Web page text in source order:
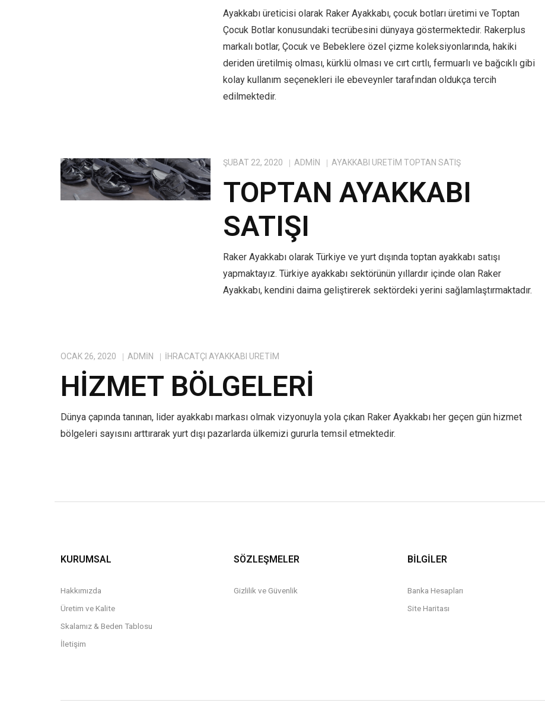
Ayakkabı üreticisi olarak Raker Ayakkabı, çocuk botları üretimi ve Toptan
Çocuk Botlar konusundaki tecrübesini dünyaya göstermektedir. Rakerplus
markalı botlar, Çocuk ve Bebeklere özel çizme koleksiyonlarında, hakiki
deriden üretilmiş olması, kürklü olması ve cırt cırtlı, fermuarlı ve bağcıklı gibi
kolay kullanım seçenekleri ile ebeveynler tarafından oldukça tercih
edilmektedir.
ŞUBAT 22, 2020 ADMIN AYAKKABI ÜRETIM TOPTAN SATIŞ
TOPTAN AYAKKABI
SATIŞI
Raker Ayakkabı olarak Türkiye ve yurt dışında toptan ayakkabı satışı
yapmaktayız. Türkiye ayakkabı sektörünün yıllardır içinde olan Raker
Ayakkabı, kendini daima geliştirerek sektördeki yerini sağlamlaştırmaktadır.
OCAK 26, 2020 ADMIN IHRACATÇI AYAKKABI ÜRETIM
HIZMET BÖLGELERI
Dünya çapında tanınan, lider ayakkabı markası olmak vizyonuyla yola çıkan Raker Ayakkabı her geçen gün hizmet
bölgeleri sayısını arttırarak yurt dışı pazarlarda ülkemizi gururla temsil etmektedir.
KURUMSAL
Hakkımızda
Üretim ve Kalite
Skalamız & Beden Tablosu
İletişim
SÖZLEŞMELER
Gizlilik ve Güvenlik
BİLGİLER
Banka Hesapları
Site Haritası